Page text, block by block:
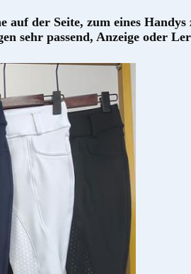
der Seite, zum eines
sehr passend, Anzeige oder